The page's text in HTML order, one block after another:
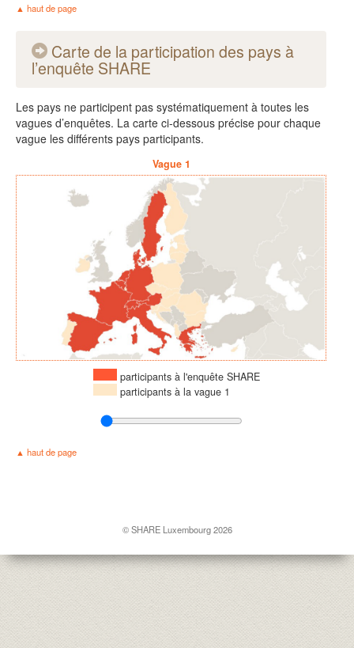
haut de page
Carte de la participation des pays à
l’enquête SHARE
Les pays ne participent pas systématiquement à toutes les
vagues d’enquêtes. La carte ci-dessous précise pour chaque
vague les différents pays participants.
Vague 1
participants à l'enquête SHARE
participants à la vague 1
haut de page
© SHARE Luxembourg 2026